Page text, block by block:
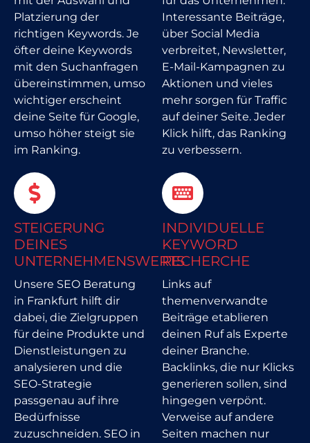
Platzierung der
richtigen Keywords. Je
öfter deine Keywords
mit den Suchanfragen
übereinstimmen, umso
wichtiger erscheint
deine Seite für Google,
umso höher steigt sie
im Ranking.
Interessante Beiträge,
über Social Media
verbreitet, Newsletter,
E-Mail-Kampagnen zu
Aktionen und vieles
mehr sorgen für Traffic
auf deiner Seite. Jeder
Klick hilft, das Ranking
zu verbessern.
STEIGERUNG
DEINES
UNTERNEHMENSWERTS
Unsere SEO Beratung
in Frankfurt hilft dir
dabei, die Zielgruppen
für deine Produkte und
Dienstleistungen zu
analysieren und die
SEO-Strategie
passgenau auf ihre
Bedürfnisse
zuzuschneiden. SEO in
INDIVIDUELLE
KEYWORD
RECHERCHE
Links auf
themenverwandte
Beiträge etablieren
deinen Ruf als Experte
deiner Branche.
Backlinks, die nur Klicks
generieren sollen, sind
hingegen verpönt.
Verweise auf andere
Seiten machen nur